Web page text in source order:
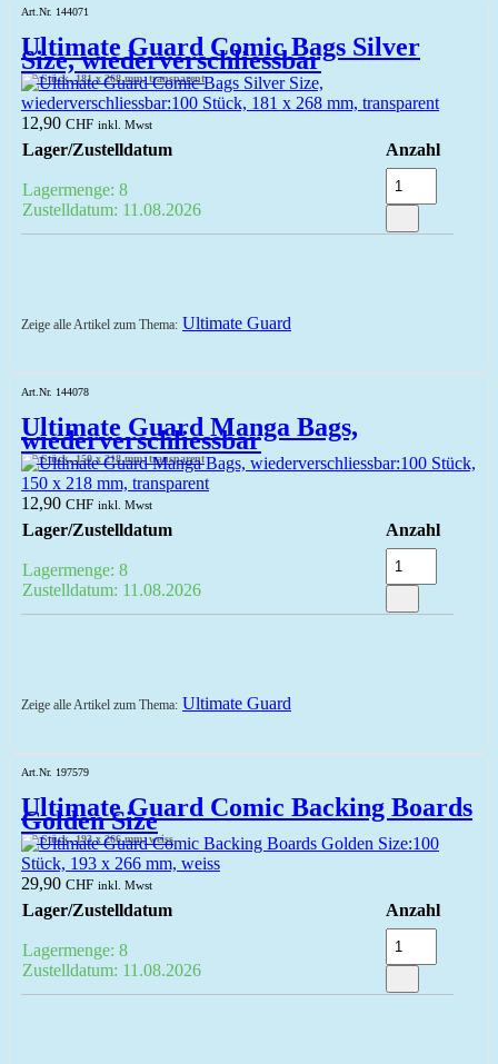
Art.Nr. 144071
Ultimate Guard Comic Bags Silver
Size, wiederverschliessbar
100 Stück, 181 x 268 mm, transparent
12,90 CHF inkl. Mwst
Lager/Zustelldatum Anzahl
Lagermenge: 8
Zustelldatum: 11.08.2026
Zeige alle Artikel zum Thema: Ultimate Guard
Art.Nr. 144078
Ultimate Guard Manga Bags,
wiederverschliessbar
100 Stück, 150 x 218 mm, transparent
12,90 CHF inkl. Mwst
Lager/Zustelldatum Anzahl
Lagermenge: 8
Zustelldatum: 11.08.2026
Zeige alle Artikel zum Thema: Ultimate Guard
Art.Nr. 197579
Ultimate Guard Comic Backing Boards
Golden Size
100 Stück, 193 x 266 mm, weiss
29,90 CHF inkl. Mwst
Lager/Zustelldatum Anzahl
Lagermenge: 8
Zustelldatum: 11.08.2026